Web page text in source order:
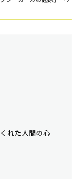
れた人間の心